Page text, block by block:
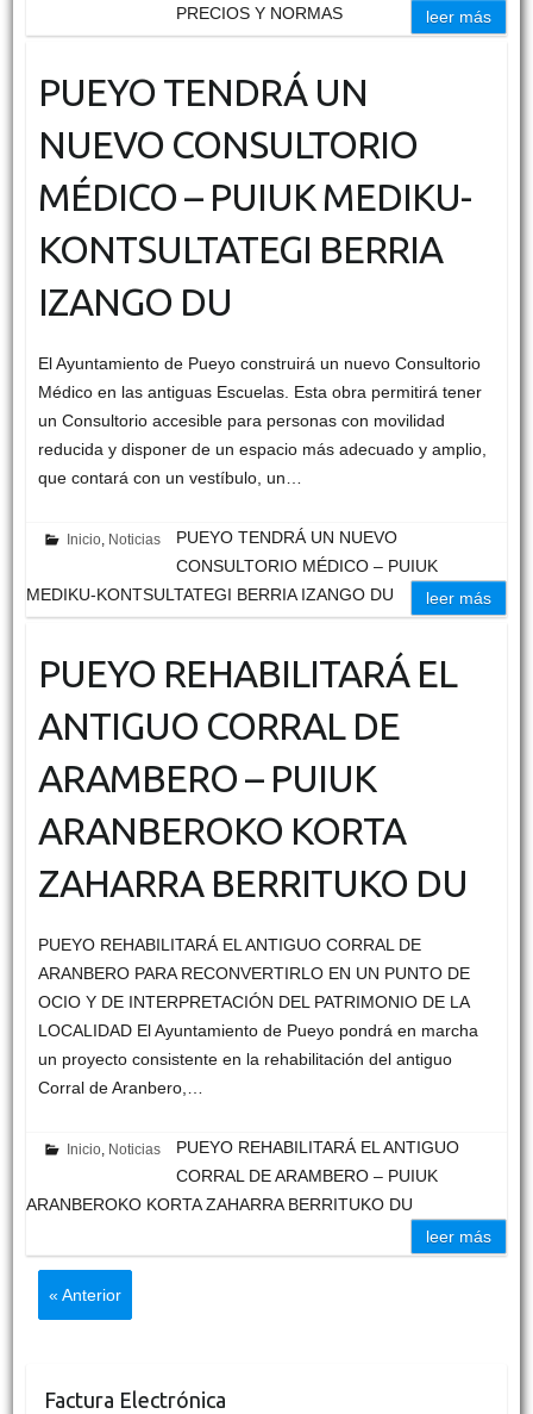
PRECIOS Y NORMAS leer más
PUEYO TENDRÁ UN
NUEVO CONSULTORIO
MÉDICO – PUIUK MEDIKU-
KONTSULTATEGI BERRIA
IZANGO DU
El Ayuntamiento de Pueyo construirá un nuevo Consultorio
Médico en las antiguas Escuelas. Esta obra permitirá tener
un Consultorio accesible para personas con movilidad
reducida y disponer de un espacio más adecuado y amplio,
que contará con un vestíbulo, un…
Inicio Noticias
PUEYO TENDRÁ UN NUEVO
CONSULTORIO MÉDICO – PUIUK
MEDIKU-KONTSULTATEGI BERRIA IZANGO DU
leer más
PUEYO REHABILITARÁ EL
ANTIGUO CORRAL DE
ARAMBERO – PUIUK
ARANBEROKO KORTA
ZAHARRA BERRITUKO DU
PUEYO REHABILITARÁ EL ANTIGUO CORRAL DE
ARANBERO PARA RECONVERTIRLO EN UN PUNTO DE
OCIO Y DE INTERPRETACIÓN DEL PATRIMONIO DE LA
LOCALIDAD El Ayuntamiento de Pueyo pondrá en marcha
un proyecto consistente en la rehabilitación del antiguo
Corral de Aranbero,…
Inicio Noticias
PUEYO REHABILITARÁ EL ANTIGUO
CORRAL DE ARAMBERO – PUIUK
ARANBEROKO KORTA ZAHARRA BERRITUKO DU
leer más
« Anterior
Factura Electrónica